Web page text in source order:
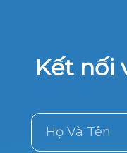
Kết nối